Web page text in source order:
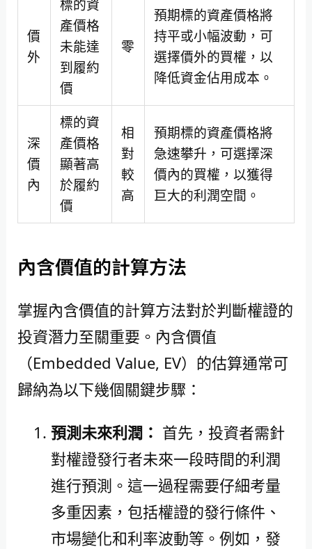
價
外
標的資
產價格
未能達
到履約
價
零
預期標的資產價格將
持平或小幅波動，可
選擇價外的買權，以
降低資金佔用成本。
深
價
內
標的資
產價格
顯著高
於履約
價
相
對
較
高
預期標的資產價格將
急速攀升，可選擇深
價內的買權，以獲得
巨大的利潤空間。
內含價值的計算方法
掌握內含價值的計算方法對於判斷權證的
投資潛力至關重要。內含價值
（Embedded Value, EV）的估算通常可
歸納為以下幾個關鍵步驟：
預測未來利潤： 首先，投資者需針
對權證發行者未來一段時間的利潤
進行預測。這一過程需要仔細考量
多重因素，包括權證的發行條件、
市場變化和利率波動等。例如，發